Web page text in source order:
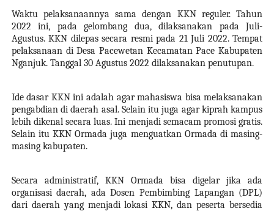
Waktu pelaksanaannya sama dengan KKN reguler. Tahun
2022 ini, pada gelombang dua,dilaksanakan pada Juli-
Agustus. KKN dilepas secara resmi pada 21 Juli 2022. Tempat
pelaksanaan di Desa Pacewetan Kecamatan Pace Kabupaten
Nganjuk. Tanggal 30 Agustus 2022 dilaksanakan penutupan.
Ide dasar KKN ini adalah agar mahasiswa bisa melaksanakan
pengabdian di daerah asal. Selain itu juga agar kiprah kampus
lebih dikenal secara luas. Ini menjadi semacam promosi gratis.
Selain itu KKN Ormada juga menguatkan Ormada di masing-
masing kabupaten.
Secara administratif, KKN Ormada bisa digelar jika ada
organisasi daerah, ada Dosen Pembimbing Lapangan (DPL)
dari daerah yang menjadi lokasi KKN, dan peserta bersedia